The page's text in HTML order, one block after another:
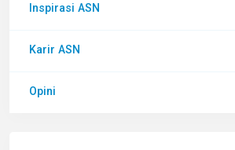
Inspirasi ASN
Karir ASN
Opini